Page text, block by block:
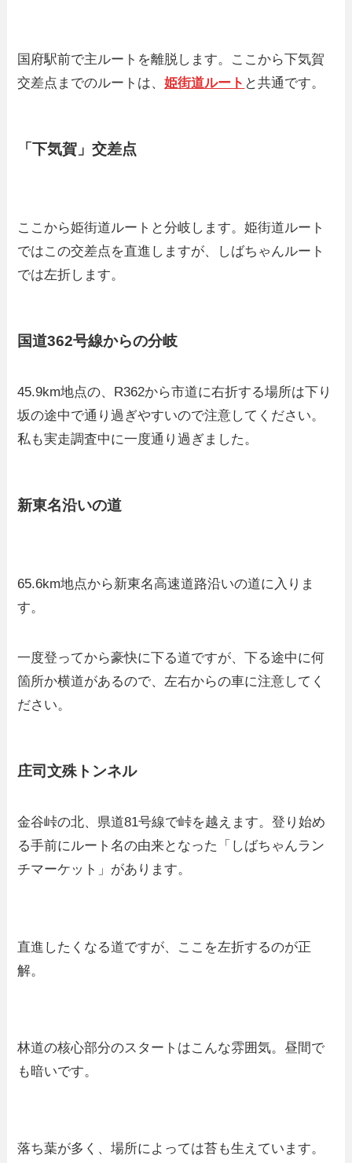
国府駅前で主ルートを離脱します。ここから下気賀
交差点までのルートは、姫街道ルート と共通です。
「下気賀」交差点
ここから姫街道ルートと分岐します。姫街道ルート
ではこの交差点を直進しますが、しばちゃんルート
では左折します。
国道362号線からの分岐
45.9km地点の、R362から市道に右折する場所は下り
坂の途中で通り過ぎやすいので注意してください。
私も実走調査中に一度通り過ぎました。
新東名沿いの道
65.6km地点から新東名高速道路沿いの道に入りま
す。
一度登ってから豪快に下る道ですが、下る途中に何
箇所か横道があるので、左右からの車に注意してく
ださい。
庄司文殊トンネル
金谷峠の北、県道81号線で峠を越えます。登り始め
る手前にルート名の由来となった「しばちゃんラン
チマーケット」があります。
直進したくなる道ですが、ここを左折するのが正
解。
林道の核心部分のスタートはこんな雰囲気。昼間で
も暗いです。
落ち葉が多く、場所によっては苔も生えています。